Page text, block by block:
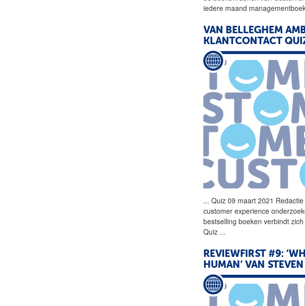
iedere maand
VAN BELLEGHEM
KLANTCONTACT
... Quiz 09 maart 2021
customer experience
bestselling boeken verbindt
Quiz ...
REVIEWFIRST #9:
HUMAN’ VAN STEVEN